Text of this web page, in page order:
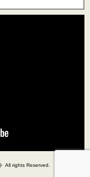
All rights Reserved.